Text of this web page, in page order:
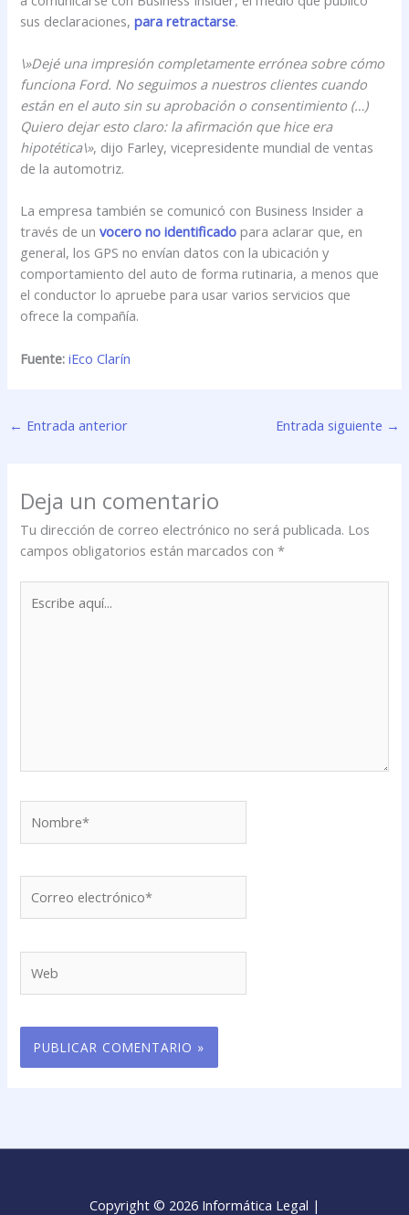
sus declaraciones,para retractarse.
\»Dejé una impresión completamente errónea sobre cómo
funciona Ford. No seguimos a nuestros clientes cuando
están en el auto sin su aprobación o consentimiento (…)
Quiero dejar esto claro: la afirmación que hice era
hipotética\», dijo Farley, vicepresidente mundial de ventas
de la automotriz.
La empresa también se comunicó con Business Insider a
través de unvocero no identificado para aclarar que, en
general, los GPS no envían datos con la ubicación y
comportamiento del auto de forma rutinaria, a menos que
el conductor lo apruebe para usar varios servicios que
ofrece la compañía.
Fuente:iEco Clarín
← Entrada anterior Entrada siguiente →
Deja un comentario
Tu dirección de correo electrónico no será publicada. Los
campos obligatorios están marcados con*
aquí...
electrónico*
Copyright © 2026 Informática Legal |